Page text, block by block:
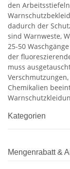
den
dadurch der
sind Warnweste,
25-50
der
muss
Chemikalien
Kategorien
Mengenrabatt &